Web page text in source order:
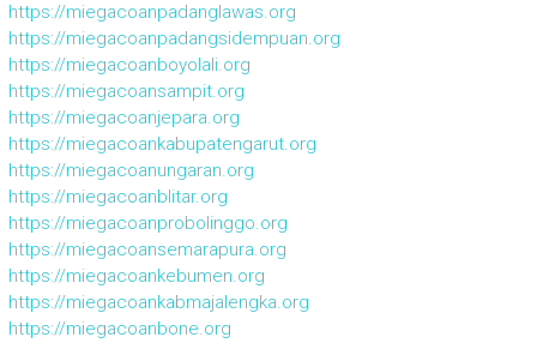
https://miegacoanpadanglawas.org
https://miegacoanpadangsidempuan.org
https://miegacoanboyolali.org
https://miegacoansampit.org
https://miegacoanjepara.org
https://miegacoankabupatengarut.org
https://miegacoanungaran.org
https://miegacoanblitar.org
https://miegacoanprobolinggo.org
https://miegacoansemarapura.org
https://miegacoankebumen.org
https://miegacoankabmajalengka.org
https://miegacoanbone.org